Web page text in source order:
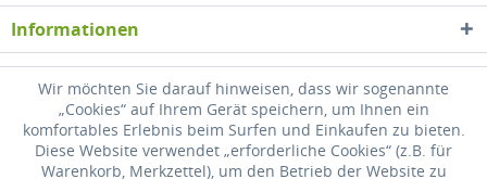
Informationen
* Alle Preise inkl. gesetzl. Mehrwertsteuer zzgl.Versandkosten, wenn nicht
anders beschrieben
Wir möchten Sie darauf hinweisen, dass wir sogenannte
„Cookies“ auf Ihrem Gerät speichern, um Ihnen ein
komfortables Erlebnis beim Surfen und Einkaufen zu bieten.
Diese Website verwendet „erforderliche Cookies“ (z.B. für
Warenkorb, Merkzettel), um den Betrieb der Website zu